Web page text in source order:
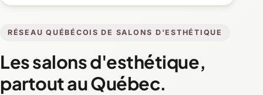
RÉSEAU QUÉBÉCOIS DE SALONS D'ESTHÉTIQUE
Les salons d'esthétique,
partout au Québec.